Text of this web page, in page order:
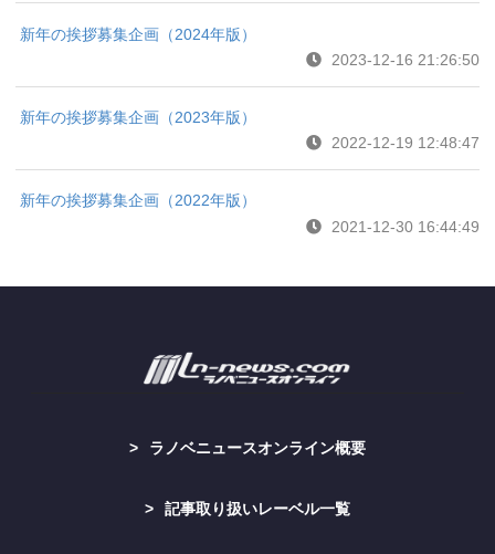
新年の挨拶募集企画（2024年版）
2023-12-16 21:26:50
新年の挨拶募集企画（2023年版）
2022-12-19 12:48:47
新年の挨拶募集企画（2022年版）
2021-12-30 16:44:49
ラノベニュースオンライン概要
記事取り扱いレーベル一覧